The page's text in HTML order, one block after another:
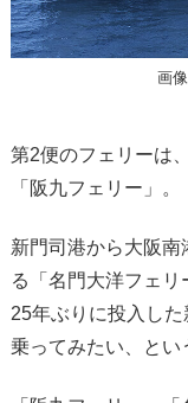
画
第2便のフェリーは
「阪九フェリー」。
新門司港から大阪南
る「名門大洋フェ
25年ぶりに投入し
乗ってみたい、とい